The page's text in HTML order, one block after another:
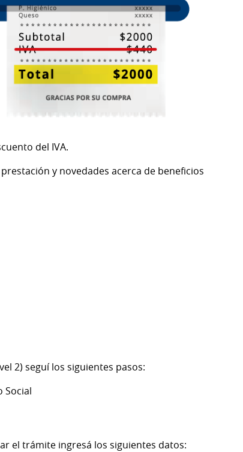
del IVA.
y novedades acerca de beneficios
2) seguí los siguientes pasos:
Social
el trámite ingresá los siguientes datos: